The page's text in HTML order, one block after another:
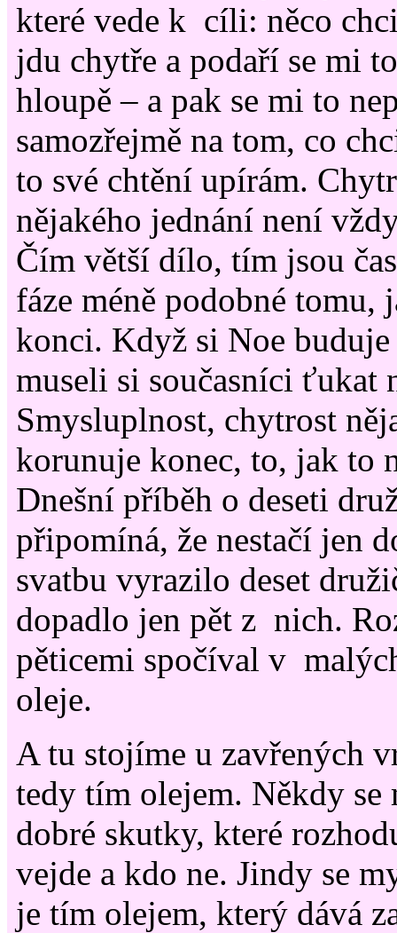
které vede k cíli: něco
jdu chytře a podaří se mi
hloupě – a pak se mi to
samozřejmě na tom, co
to své chtění upírám.
nějakého jednání není
Čím větší dílo, tím jsou
fáze méně podobné tomu,
konci. Když si Noe buduje
museli si současníci ťukat
Smysluplnost, chytrost
korunuje konec, to, jak to
Dnešní příběh o deseti
připomíná, že nestačí jen
svatbu vyrazilo deset
dopadlo jen pět z nich.
pěticemi spočíval v
oleje.
A tu stojíme u zavřených
tedy tím olejem. Někdy se
dobré skutky, které
vejde a kdo ne. Jindy se
je tím olejem, který dává